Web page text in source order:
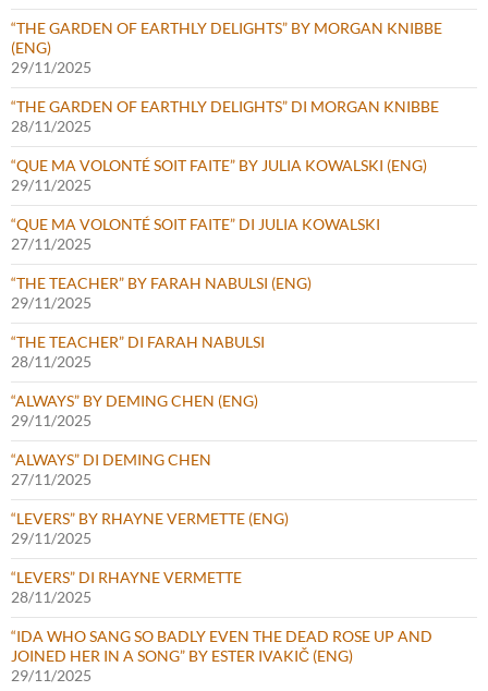
“THE GARDEN OF EARTHLY DELIGHTS” BY MORGAN KNIBBE
(ENG)
29/11/2025
“THE GARDEN OF EARTHLY DELIGHTS” DI MORGAN KNIBBE
28/11/2025
“QUE MA VOLONTÉ SOIT FAITE” BY JULIA KOWALSKI (ENG)
29/11/2025
“QUE MA VOLONTÉ SOIT FAITE” DI JULIA KOWALSKI
27/11/2025
“THE TEACHER” BY FARAH NABULSI (ENG)
29/11/2025
“THE TEACHER” DI FARAH NABULSI
28/11/2025
“ALWAYS” BY DEMING CHEN (ENG)
29/11/2025
“ALWAYS” DI DEMING CHEN
27/11/2025
“LEVERS” BY RHAYNE VERMETTE (ENG)
29/11/2025
“LEVERS” DI RHAYNE VERMETTE
28/11/2025
“IDA WHO SANG SO BADLY EVEN THE DEAD ROSE UP AND
JOINED HER IN A SONG” BY ESTER IVAKIČ (ENG)
29/11/2025